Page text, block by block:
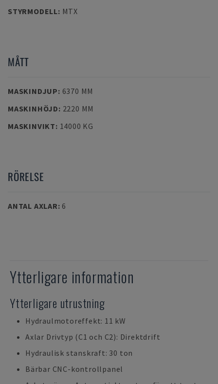
STYRMODELL: MTX
MÅTT
MASKINDJUP: 6370 MM
MASKINHÖJD: 2220 MM
MASKINVIKT: 14000 KG
RÖRELSE
ANTAL AXLAR: 6
Ytterligare information
Ytterligare utrustning
Hydraulmotoreffekt: 11 kW
Axlar Drivtyp (C1 och C2): Direktdrift
Hydraulisk stanskraft: 30 ton
Bärbar CNC-kontrollpanel